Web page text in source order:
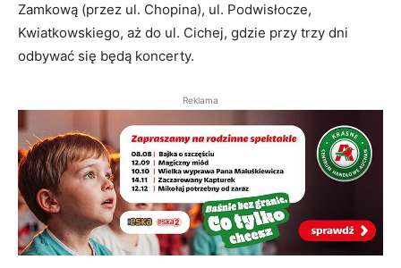
Zamkową (przez ul. Chopina), ul. Podwisłocze,
Kwiatkowskiego, aż do ul. Cichej, gdzie przy trzy dni
odbywać się będą koncerty.
Reklama